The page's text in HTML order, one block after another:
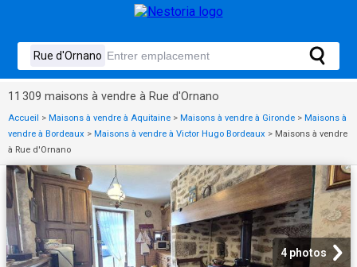
11 309 maisons à vendre à Rue d'Ornano
Accueil > Maisons à vendre à Aquitaine > Maisons à vendre à Gironde > Maisons à
vendre à Bordeaux > Maisons à vendre à Victor Hugo Bordeaux > Maisons à vendre
à Rue d'Ornano
4 photos